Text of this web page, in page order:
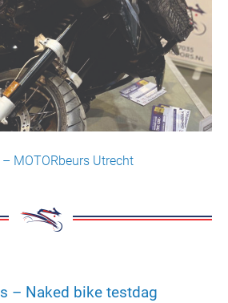
MOTORbeurs Utrecht
– Naked bike testdag